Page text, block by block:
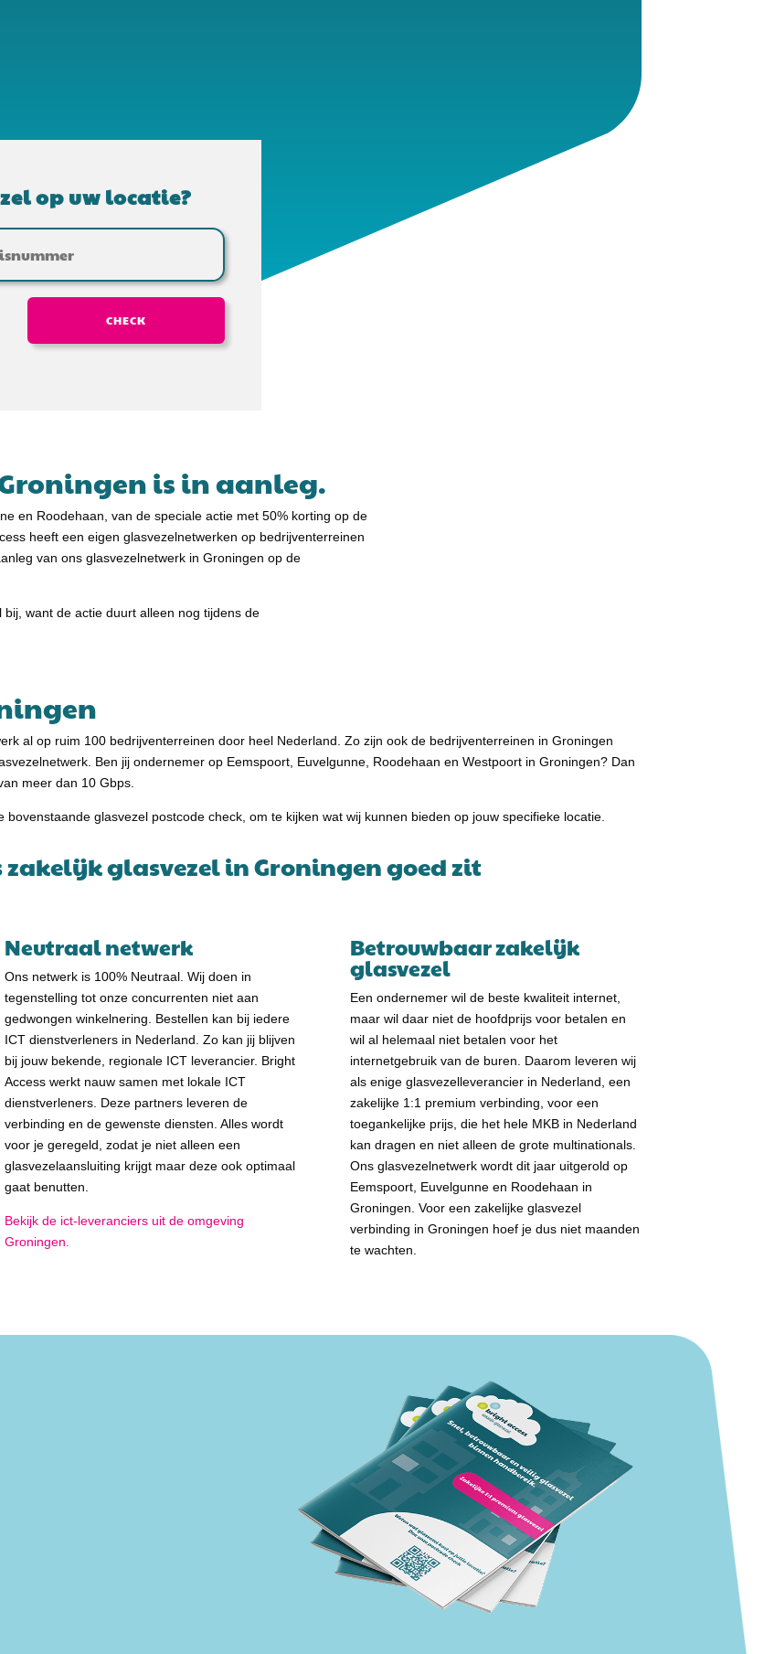
op uw locatie?
CHECK
is in aanleg.
en Roodehaan, van de speciale actie met 50% korting op de
heeft een eigen glasvezelnetwerken op bedrijventerreinen
van ons glasvezelnetwerk in Groningen op de
want de actie duurt alleen nog tijdens de
al op ruim 100 bedrijventerreinen door heel Nederland. Zo zijn ook de bedrijventerreinen in Groningen
Ben jij ondernemer op Eemspoort, Euvelgunne, Roodehaan en Westpoort in Groningen? Dan
meer dan 10 Gbps.
bovenstaande glasvezel postcode check, om te kijken wat wij kunnen bieden op jouw specifieke locatie.
zakelijk glasvezel in Groningen goed zit
Neutraal netwerk
Ons netwerk is 100% Neutraal. Wij doen in
tegenstelling tot onze concurrenten niet aan
gedwongen winkelnering. Bestellen kan bij iedere
ICT dienstverleners in Nederland. Zo kan jij blijven
bij jouw bekende, regionale ICT leverancier. Bright
Access werkt nauw samen met lokale ICT
dienstverleners. Deze partners leveren de
verbinding en de gewenste diensten. Alles wordt
voor je geregeld, zodat je niet alleen een
glasvezelaansluiting krijgt maar deze ook optimaal
gaat benutten.
Bekijk de ict-leveranciers uit de omgeving
Groningen.
Betrouwbaar zakelijk
glasvezel
Een ondernemer wil de beste kwaliteit internet,
maar wil daar niet de hoofdprijs voor betalen en
wil al helemaal niet betalen voor het
internetgebruik van de buren. Daarom leveren wij
als enige glasvezelleverancier in Nederland, een
zakelijke 1:1 premium verbinding, voor een
toegankelijke prijs, die het hele MKB in Nederland
kan dragen en niet alleen de grote multinationals.
Ons glasvezelnetwerk wordt dit jaar uitgerold op
Eemspoort, Euvelgunne en Roodehaan in
Groningen. Voor een zakelijke glasvezel
verbinding in Groningen hoef je dus niet maanden
te wachten.